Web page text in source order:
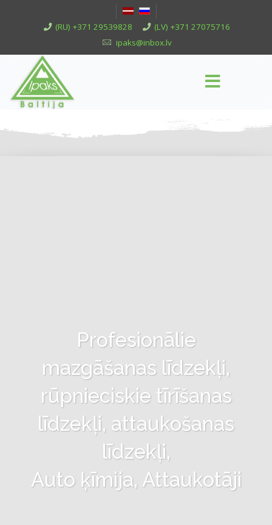
(RU) +371 29539828
(LV) +371 27075716
ipaks@inbox.lv
Profesionālie
mazgāšanas līdzekļi,
rūpnieciskie tīrīšanas
līdzekļi, attaukošanas
līdzekļi,
Auto ķīmija, Attaukotāji